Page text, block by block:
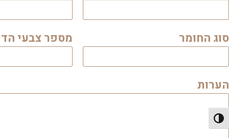
הפעל/כבה ניגודיות גבוהה
סוג החומר מספר צבעי
הערות